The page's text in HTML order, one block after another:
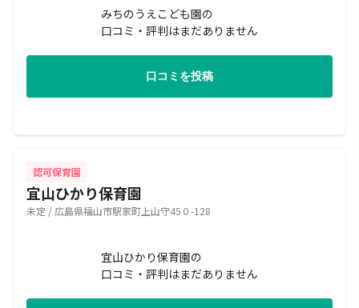
みちのうえこども園の
口コミ・評判はまだありません
口コミを投稿
認可保育園
宜山ひかり保育園
未定 / 広島県福山市駅家町上山守45０-128
宜山ひかり保育園の
口コミ・評判はまだありません